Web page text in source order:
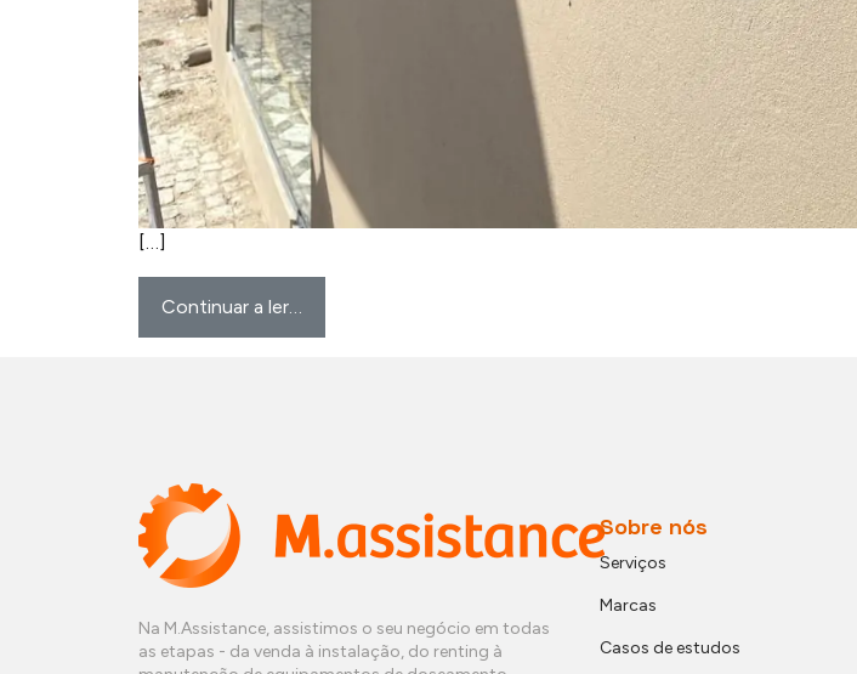
[…]
Continuar a ler…
Na M.Assistance, assistimos o seu negócio em todas
as etapas - da venda à instalação, do renting à
Sobre nós
Serviços
Marcas
Casos de estudos